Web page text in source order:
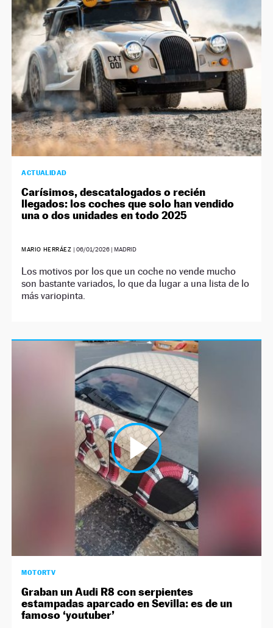
NEWSLETTER
SÍGUENOS
ACTUALIDAD
Carísimos, descatalogados o recién
llegados: los coches que solo han vendido
una o dos unidades en todo 2025
MARIO HERRÁEZ | 06/01/2026| MADRID
Los motivos por los que un coche no vende mucho
son bastante variados, lo que da lugar a una lista de lo
más variopinta.
MOTORTV
Graban un Audi R8 con serpientes
estampadas aparcado en Sevilla: es de un
famoso ‘youtuber’